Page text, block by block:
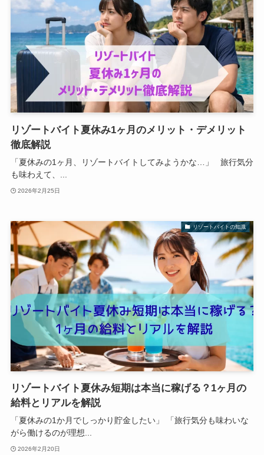
リゾートバイト夏休み1ヶ月のメリット・デメリット
徹底解説
「夏休みの1ヶ月、リゾートバイトしてみようかな…」 旅行気分
も味わえて、...
2026年2月25日
リゾートバイトの知識
リゾートバイト夏休み短期は本当に稼げる？1ヶ月の
給料とリアルを解説
「夏休みの1か月でしっかり貯金したい」 「旅行気分も味わいな
がら働けるのが理想...
2026年2月20日